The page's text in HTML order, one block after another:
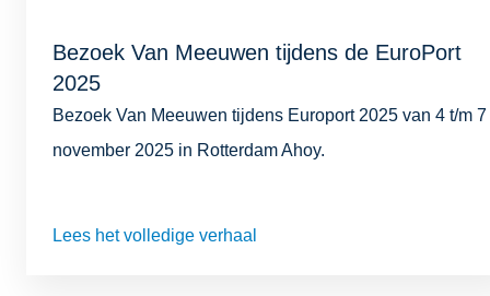
Bezoek Van Meeuwen tijdens de EuroPort
2025
Bezoek Van Meeuwen tijdens Europort 2025 van 4 t/m 7
november 2025 in Rotterdam Ahoy.
Lees het volledige verhaal